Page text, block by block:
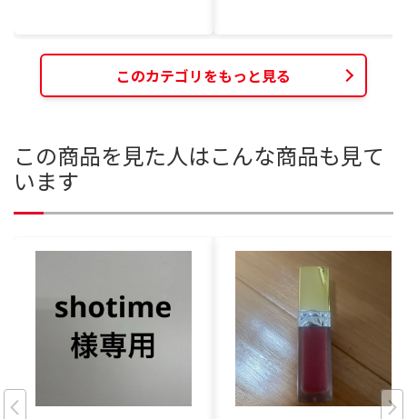
このカテゴリをもっと見る
この商品を見た人はこんな商品も見て
います